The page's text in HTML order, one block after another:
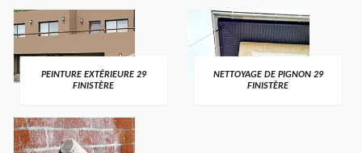
PEINTURE EXTÉRIEURE 29
FINISTÈRE
NETTOYAGE DE PIGNON 29
FINISTÈRE